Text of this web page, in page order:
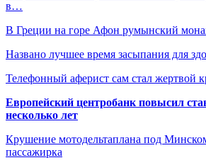
в…
В Греции на горе Афон румынский
Названо лучшее время засыпания для
Телефонный аферист сам стал жертвой
Европейский центробанк повысил
несколько лет
Крушение мотодельтаплана под
пассажирка